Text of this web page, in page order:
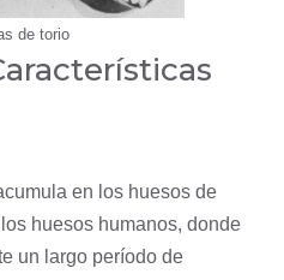
de torio
en los huesos de
huesos humanos, donde
un largo período de